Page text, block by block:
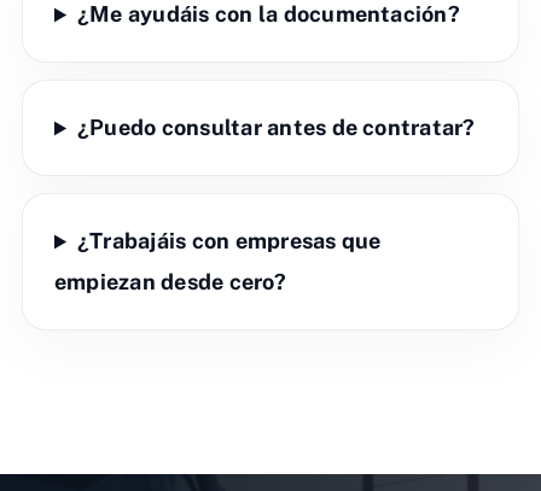
¿Me ayudáis con la documentación?
¿Puedo consultar antes de contratar?
¿Trabajáis con empresas que
empiezan desde cero?